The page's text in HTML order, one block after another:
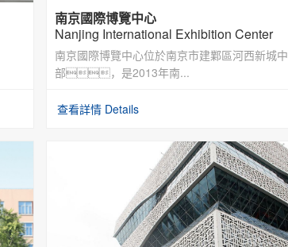
南京國際博覽中心
Nanjing International Exhibition Center
南京國際博覽中心位於南京市建鄴區河西新城中
部，是2013年南...
查看詳情 Details